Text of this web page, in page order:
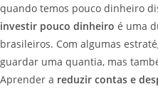
quando temos pouco dinheiro
investir pouco dinheiro é uma
brasileiros. Com algumas
guardar uma quantia, mas
Aprender a reduzir contas e